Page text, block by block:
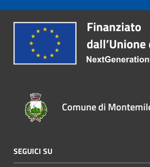
Comune di
SEGUICI SU